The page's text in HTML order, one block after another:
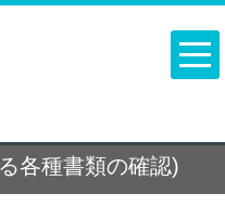
各種書類の確認)